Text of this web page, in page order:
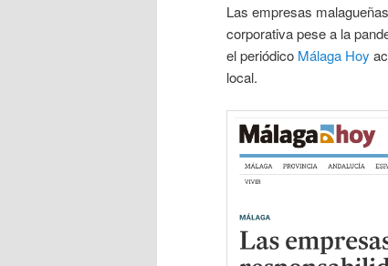
Las empresas
corporativa pese a la
el periódico Málaga Hoy
local.